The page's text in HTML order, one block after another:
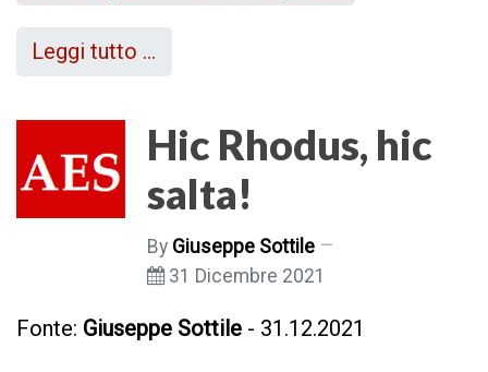
Leggi tutto …
Hic Rhodus, hic
salta!
By Giuseppe Sottile
31 Dicembre 2021
Fonte: Giuseppe Sottile - 31.12.2021